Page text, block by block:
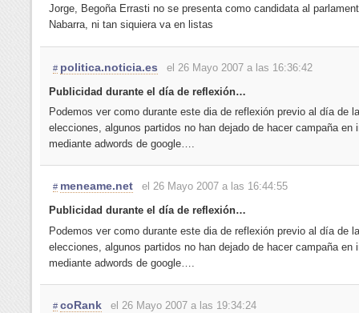
Jorge, Begoña Errasti no se presenta como candidata al
Nabarra, ni tan siquiera va en listas
# politica.noticia.es
el 26 Mayo 2007 a las 16:36:42
Publicidad durante el día de reflexión…
Podemos ver como durante este dia de reflexión previo al día de
elecciones, algunos partidos no han dejado de hacer campaña en
mediante adwords de google….
# meneame.net
el 26 Mayo 2007 a las 16:44:55
Publicidad durante el día de reflexión…
Podemos ver como durante este dia de reflexión previo al día de
elecciones, algunos partidos no han dejado de hacer campaña en
mediante adwords de google….
# coRank
el 26 Mayo 2007 a las 19:34:24